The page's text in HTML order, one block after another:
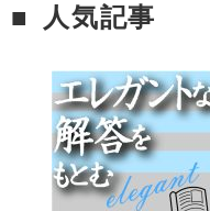
人気記事